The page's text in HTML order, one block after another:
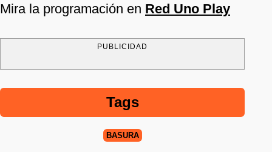
Mira la programación en Red Uno Play
PUBLICIDAD
Tags
BASURA